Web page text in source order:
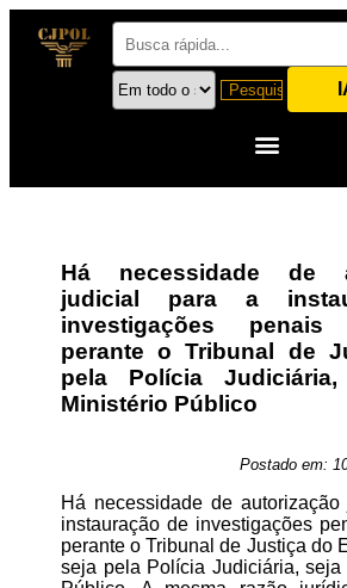
Há necessidade de
judicial para a
investigações penais
perante o Tribunal de
pela Polícia
Ministério Público
Postado em:
Há necessidade de
instauração de investigações
perante o Tribunal de Justiça do
seja pela Polícia Judiciária, seja